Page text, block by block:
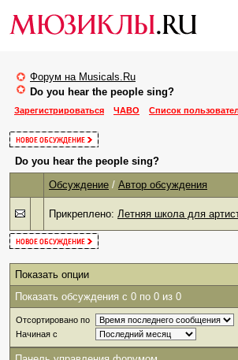
Форум на Musicals.Ru
Do you hear the people sing?
Зарегистрироваться ЧАВО Список
Do you hear the people sing?
Обсуждение / Автор обсуждения
Прикреплено: Летняя школа для
Показать опции
Показать обсуждения с 0 по 0 из 0
Отсортировано по
Начиная с